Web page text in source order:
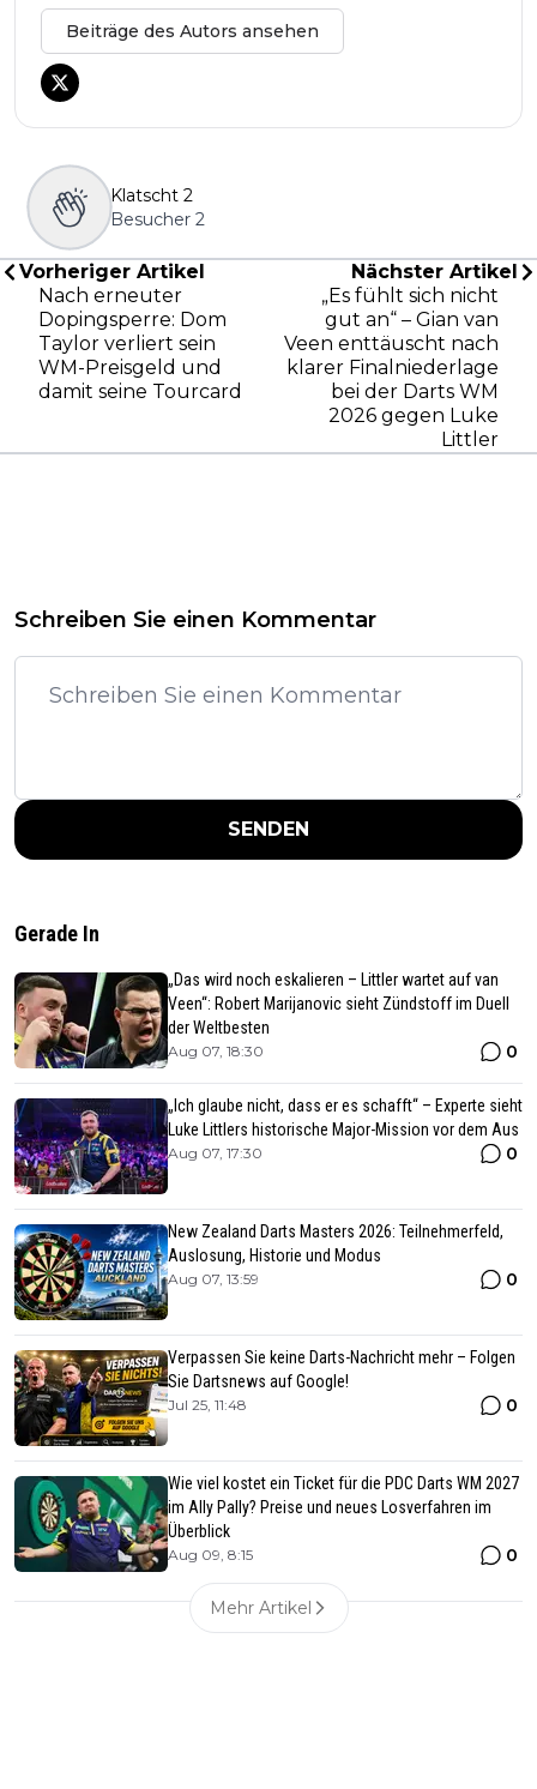
Beiträge des Autors ansehen
Klatscht 2
Besucher 2
Vorheriger Artikel
Nach erneuter
Dopingsperre: Dom
Taylor verliert sein
WM-Preisgeld und
damit seine Tourcard
Nächster Artikel
„Es fühlt sich nicht
gut an“ – Gian van
Veen enttäuscht nach
klarer Finalniederlage
bei der Darts WM
2026 gegen Luke
Littler
Schreiben Sie einen Kommentar
SENDEN
Gerade In
„Das wird noch eskalieren – Littler wartet auf van
Veen“: Robert Marijanovic sieht Zündstoff im Duell
der Weltbesten
Aug 07, 18:30 0
„Ich glaube nicht, dass er es schafft“ – Experte sieht
Luke Littlers historische Major-Mission vor dem Aus
Aug 07, 17:30 0
New Zealand Darts Masters 2026: Teilnehmerfeld,
Auslosung, Historie und Modus
Aug 07, 13:59 0
Verpassen Sie keine Darts-Nachricht mehr – Folgen
Sie Dartsnews auf Google!
Jul 25, 11:48 0
Wie viel kostet ein Ticket für die PDC Darts WM 2027
im Ally Pally? Preise und neues Losverfahren im
Überblick
Aug 09, 8:15 0
Mehr Artikel